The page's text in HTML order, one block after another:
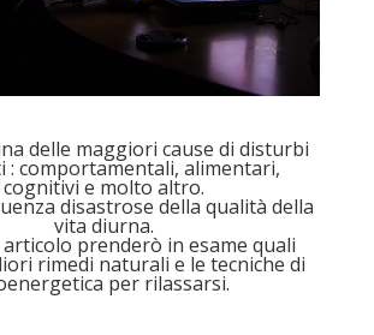
delle maggiori cause di disturbi
: comportamentali, alimentari,
cognitivi e molto altro.
disastrose della qualità della
vita diurna.
prenderò in esame quali
rimedi naturali e le tecniche di
per rilassarsi.